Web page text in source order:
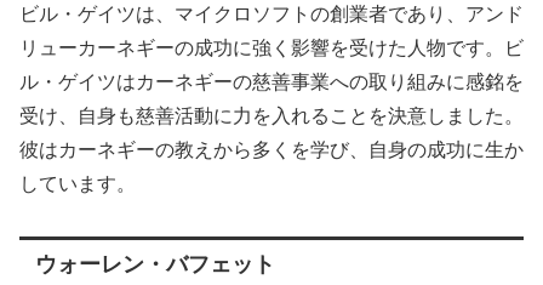
ビル・ゲイツは、マイクロソフトの創業者であり、アンド
リューカーネギーの成功に強く影響を受けた人物です。ビ
ル・ゲイツはカーネギーの慈善事業への取り組みに感銘を
受け、自身も慈善活動に力を入れることを決意しました。
彼はカーネギーの教えから多くを学び、自身の成功に生か
しています。
ウォーレン・バフェット